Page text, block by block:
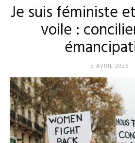
Je suis féministe
voile :
3 AVRIL 2025